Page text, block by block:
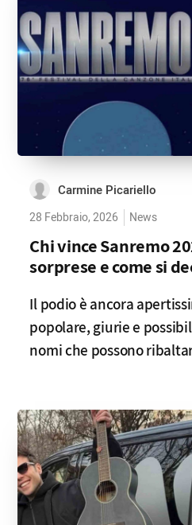
Carmine Picariello
28 Febbraio, 2026 News
Chi vince Sanremo
sorprese e come si
Il podio è ancora
popolare, giurie e
nomi che possono